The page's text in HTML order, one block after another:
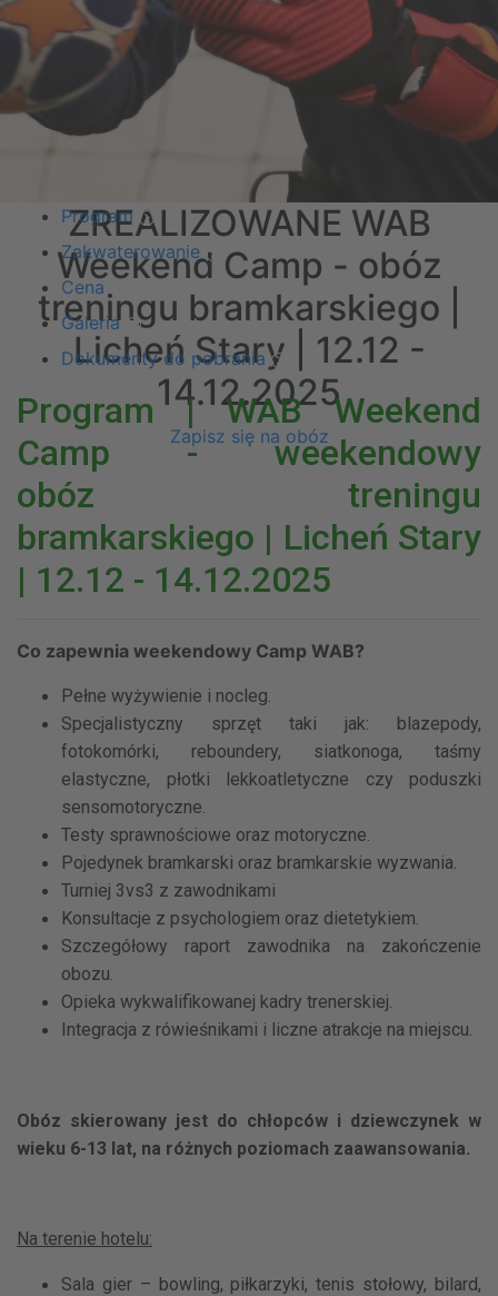
ZREALIZOWANE WAB
Weekend Camp - obóz
treningu bramkarskiego |
Licheń Stary | 12.12 -
14.12.2025
Zapisz się na obóz
Program
Zakwaterowanie
Cena
Galeria
Dokumenty do pobrania
Program | WAB Weekend
Camp - weekendowy
obóz treningu
bramkarskiego | Licheń Stary
| 12.12 - 14.12.2025
Co zapewnia weekendowy Camp WAB?
Pełne wyżywienie i nocleg.
Specjalistyczny sprzęt taki jak: blazepody,
fotokomórki, reboundery, siatkonoga, taśmy
elastyczne, płotki lekkoatletyczne czy poduszki
sensomotoryczne.
Testy sprawnościowe oraz motoryczne.
Pojedynek bramkarski oraz bramkarskie wyzwania.
Turniej 3vs3 z zawodnikami
Konsultacje z psychologiem oraz dietetykiem.
Szczegółowy raport zawodnika na zakończenie
obozu.
Opieka wykwalifikowanej kadry trenerskiej.
Integracja z rówieśnikami i liczne atrakcje na miejscu.
Obóz skierowany jest do chłopców i dziewczynek w
wieku 6-13 lat, na różnych poziomach zaawansowania.
Na terenie hotelu:
Sala gier – bowling, piłkarzyki, tenis stołowy, bilard,